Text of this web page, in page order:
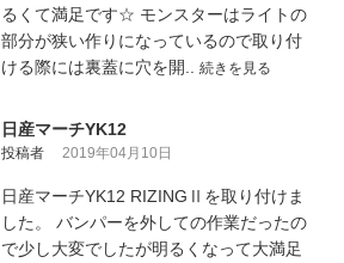
るくて満足です☆ モンスターはライトの
部分が狭い作りになっているので取り付
ける際には裏蓋に穴を開.. 続きを見る
日産マーチYK12
投稿者 2019年04月10日
日産マーチYK12 RIZINGⅡを取り付けま
した。 バンパーを外しての作業だったの
で少し大変でしたが明るくなって大満足